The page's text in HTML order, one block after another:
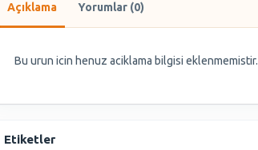
Açıklama Yorumlar (0)
Bu urun icin henuz aciklama bilgisi eklenmemistir.
Etiketler